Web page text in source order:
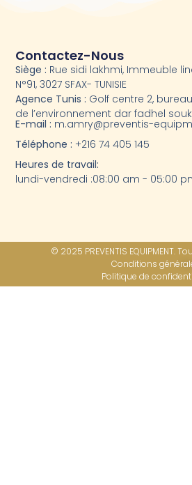
Contactez-Nous
Siège : Rue sidi lakhmi, Immeuble
N°91, 3027 SFAX- TUNISIE
Agence Tunis : Golf centre 2,
de l’environnement dar fadhel
E-mail : m.amry@preventis-
Téléphone : +216 74 405 145
Heures de travail:
lundi-vendredi :08:00 am - 05:00
© 2025 PREVENTIS EQUIPMENT.
Conditions
Politique de